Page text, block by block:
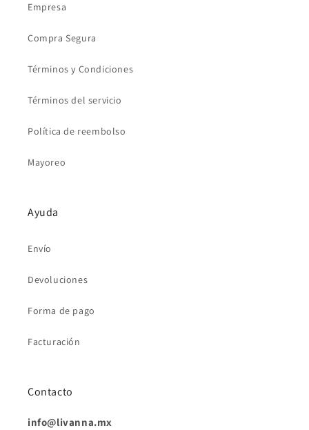
Empresa
Compra Segura
Términos y Condiciones
Términos del servicio
Política de reembolso
Mayoreo
Ayuda
Envío
Devoluciones
Forma de pago
Facturación
Contacto
info@livanna.mx